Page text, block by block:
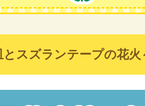
スズランテープの花火